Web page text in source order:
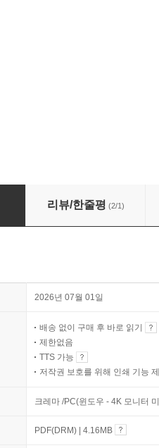
리뷰/한줄평 (2/1)
2026년 07월 01일
배송 없이 구매 후 바로 읽기
제한없음
TTS 가능
저작권 보호를 위해 인쇄 기능
크레마 /PC(윈도우 - 4K 모니터
PDF(DRM) | 4.16MB